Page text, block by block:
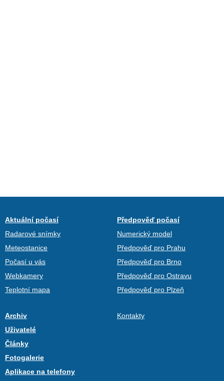
Aktuální počasí
Radarové snímky
Meteostanice
Počasí u vás
Webkamery
Teplotní mapa
Předpověď počasí
Numerický model
Předpověď pro Prahu
Předpověď pro Brno
Předpověď pro Ostravu
Předpověď pro Plzeň
Archiv
Uživatelé
Články
Fotogalerie
Aplikace na telefony
Kontakty